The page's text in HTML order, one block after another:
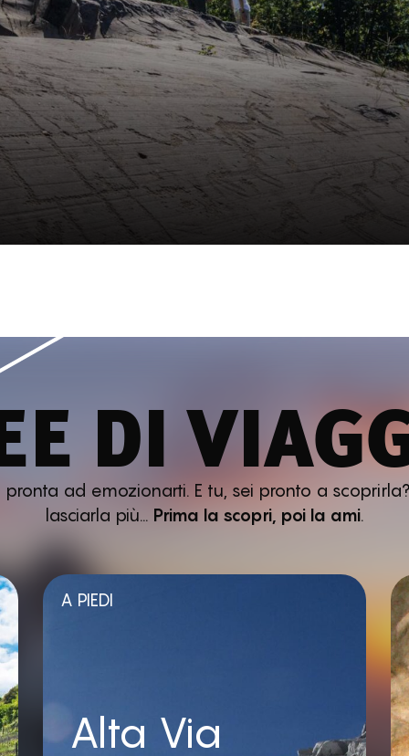
DI
ad emozionarti. E tu, sei pronto a
lasciarla più… Prima la scopri, poi la ami.
A PIEDI
Alta Via